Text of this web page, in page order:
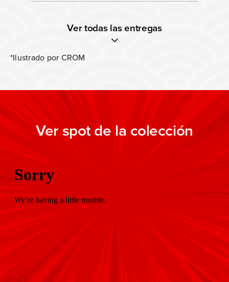
Ver todas las entregas
*Ilustrado por CROM
Ver spot de la colección